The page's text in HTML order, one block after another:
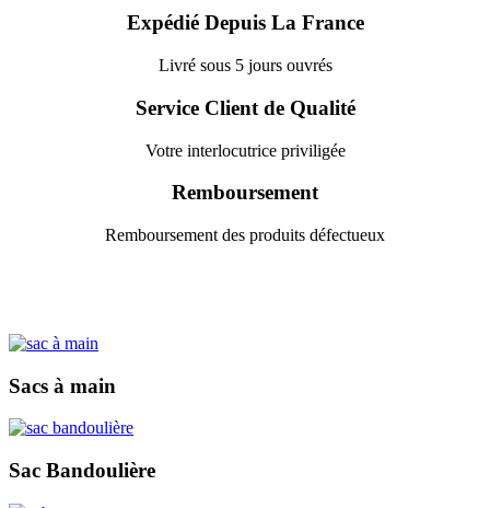
Expédié Depuis La France
Livré sous 5 jours ouvrés
Service Client de Qualité
Votre interlocutrice priviligée
Remboursement
Remboursement des produits défectueux
Sacs à main
Sac Bandoulière